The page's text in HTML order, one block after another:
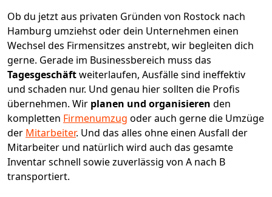
Ob du jetzt aus privaten Gründen von Rostock nach
Hamburg umziehst oder dein Unternehmen einen
Wechsel des Firmensitzes anstrebt, wir begleiten dich
gerne. Gerade im Businessbereich muss das
Tagesgeschäftweiterlaufen, Ausfälle sind ineffektiv
und schaden nur. Und genau hier sollten die Profis
übernehmen. Wir planen und organisieren den
kompletten Firmenumzug oder auch gerne die Umzüge
der Mitarbeiter. Und das alles ohne einen Ausfall der
Mitarbeiter und natürlich wird auch das gesamte
Inventar schnell sowie zuverlässig von A nach B
transportiert.